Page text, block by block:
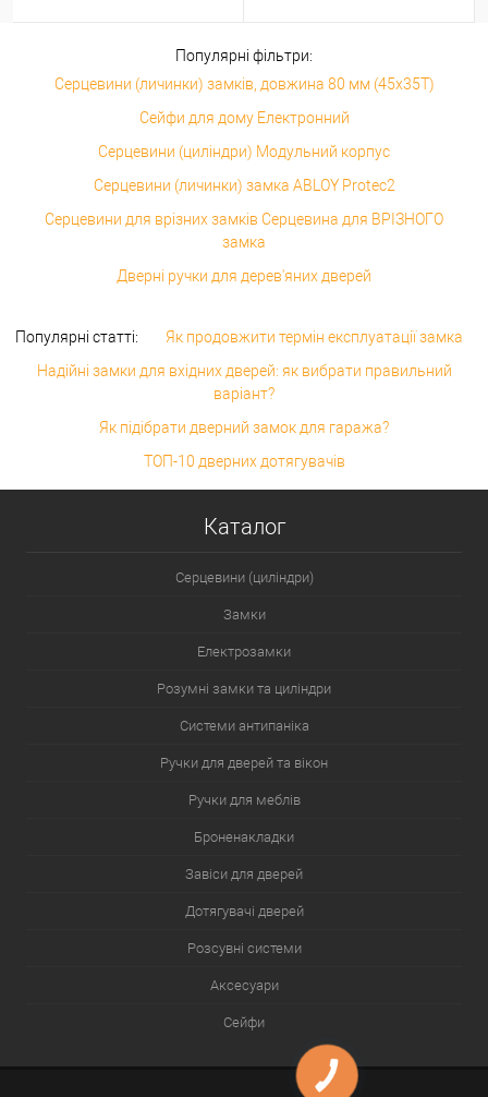
Популярні фільтри:
Серцевини (личинки) замків, довжина 80 мм (45x35T)
Сейфи для дому Електронний
Серцевини (циліндри) Модульний корпус
Серцевини (личинки) замка ABLOY Protec2
Серцевини для врізних замків Серцевина для ВРІЗНОГО
замка
Дверні ручки для дерев'яних дверей
Популярні статті:
Як продовжити термін експлуатації замка
Надійні замки для вхідних дверей: як вибрати правильний
варіант?
Як підібрати дверний замок для гаража?
ТОП-10 дверних дотягувачів
Каталог
Серцевини (циліндри)
Замки
Електрозамки
Розумні замки та циліндри
Системи антипаніка
Ручки для дверей та вікон
Ручки для меблів
Броненакладки
Завіси для дверей
Дотягувачі дверей
Розсувні системи
Аксесуари
Сейфи